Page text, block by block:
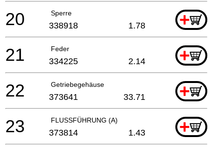
Sperre +
20 338918 1.78
Feder +
21 334225 2.14
Getriebegehäuse +
22 373641 33.71
FLUSSFÜHRUNG (A) +
23 373814 1.43